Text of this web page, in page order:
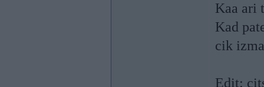
Kaa ari
Kad
cik
Edit: